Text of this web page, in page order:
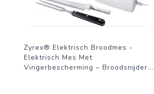
Zyrex® Elektrisch Broodmes -
Elektrisch Mes Met
Vingerbescherming – Broodsnijder...